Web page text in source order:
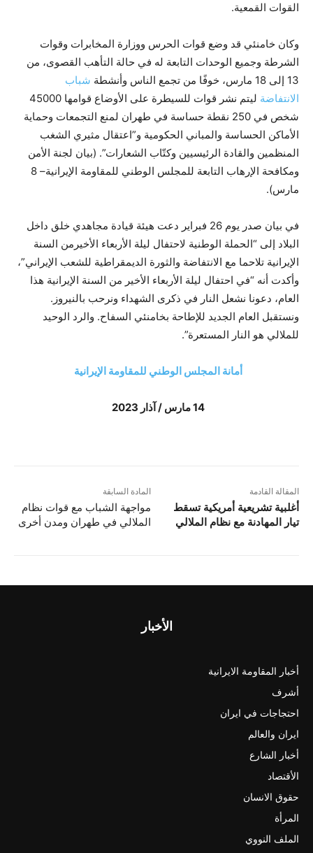
القوات القمعية.
وكان خامنئي قد وضع قوات الحرس ووزارة المخابرات وقوات
الشرطة وجميع الوحدات التابعة له في حالة التأهب القصوى، من
13 إلى 18 مارس، خوفًا من تجمع الناس وأنشطة
شباب
الانتفاضة
ليتم نشر قوات للسيطرة على الأوضاع قوامها 45000
شخص في 250 نقطة حساسة في طهران لمنع التجمعات وحماية
الأماكن الحساسة والمباني الحكومية و”اعتقال مثيري الشغب
المنظمين والقادة الرئيسيين وكتّاب الشعارات”. (بيان لجنة الأمن
ومكافحة الإرهاب التابعة للمجلس الوطني للمقاومة الإيرانية– 8
مارس).
في بيان صدر يوم 26 فبراير دعت هيئة قيادة مجاهدي خلق داخل
البلاد إلى “الحملة الوطنية لاحتفال ليلة الأربعاء الأخيرمن السنة
الإيرانية تلاحما مع الانتفاضة والثورة الديمقراطية للشعب الإيراني”،
وأكدت أنه “في احتفال ليلة الأربعاء الأخير من السنة الإيرانية هذا
العام، دعونا نشعل النار في ذكرى الشهداء ونرحب بالنيروز.
ونستقبل العام الجديد للإطاحة بخامنئي السفاح. والرد الوحيد
للملالي هو النار المستعرة”.
أمانة المجلس الوطني للمقاومة الإيرانية
14 مارس / آذار 2023
المادة السابقة
مواجهة الشباب مع قوات نظام
الملالي في طهران ومدن أخرى
المقالة القادمة
أغلبية تشريعية أمريكية تسقط
تيار المهادنة مع نظام الملالي
الأخبار
أخبار المقاومة الايرانية
أشرف
احتجاجات في ايران
ايران والعالم
أخبار الشارع
الأقتصاد
حقوق الانسان
المرأة
الملف النووي